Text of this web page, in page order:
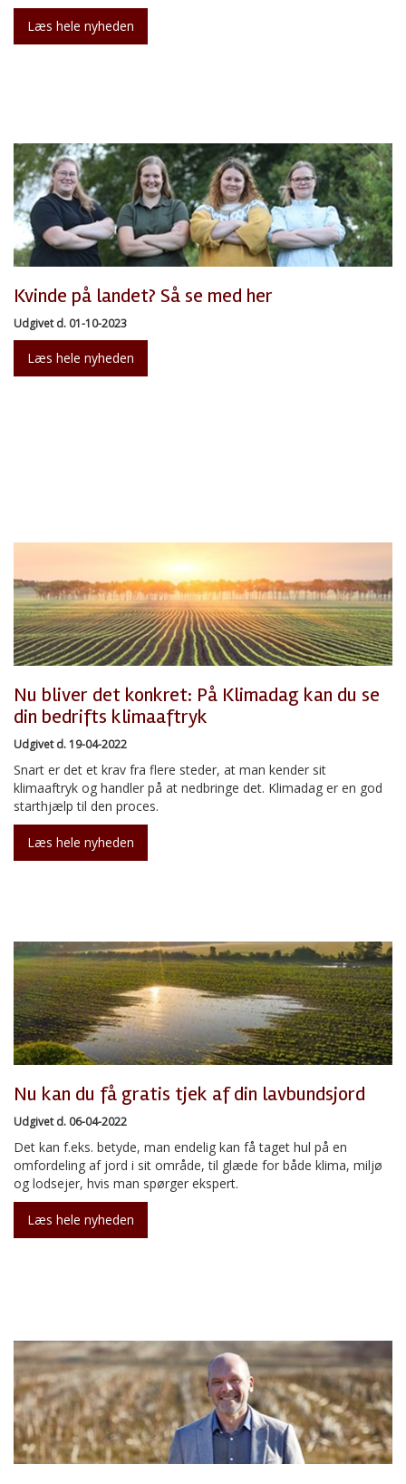
Læs hele nyheden
Kvinde på landet? Så se med her
Udgivet d. 01-10-2023
Læs hele nyheden
Nu bliver det konkret: På Klimadag kan du se
din bedrifts klimaaftryk
Udgivet d. 19-04-2022
Snart er det et krav fra flere steder, at man kender sit
klimaaftryk og handler på at nedbringe det. Klimadag er en god
starthjælp til den proces.
Læs hele nyheden
Nu kan du få gratis tjek af din lavbundsjord
Udgivet d. 06-04-2022
Det kan f.eks. betyde, man endelig kan få taget hul på en
omfordeling af jord i sit område, til glæde for både klima, miljø
og lodsejer, hvis man spørger ekspert.
Læs hele nyheden